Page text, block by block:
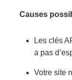
Causes
Les clés
a pas
Votre site